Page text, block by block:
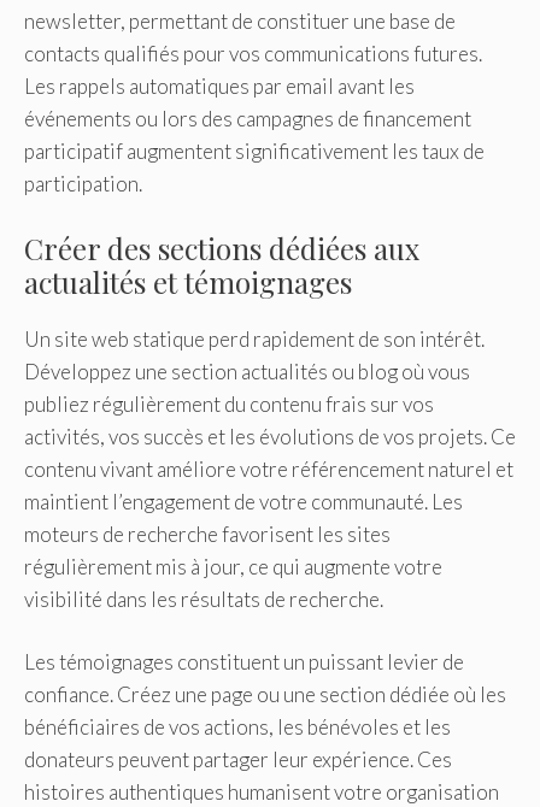
newsletter, permettant de constituer une base de
contacts qualifiés pour vos communications futures.
Les rappels automatiques par email avant les
événements ou lors des campagnes de financement
participatif augmentent significativement les taux de
participation.
Créer des sections dédiées aux
actualités et témoignages
Un site web statique perd rapidement de son intérêt.
Développez une section actualités ou blog où vous
publiez régulièrement du contenu frais sur vos
activités, vos succès et les évolutions de vos projets. Ce
contenu vivant améliore votre référencement naturel et
maintient l’engagement de votre communauté. Les
moteurs de recherche favorisent les sites
régulièrement mis à jour, ce qui augmente votre
visibilité dans les résultats de recherche.
Les témoignages constituent un puissant levier de
confiance. Créez une page ou une section dédiée où les
bénéficiaires de vos actions, les bénévoles et les
donateurs peuvent partager leur expérience. Ces
histoires authentiques humanisent votre organisation